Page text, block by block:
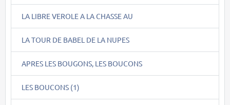
LA LIBRE VEROLE A LA CHASSE AU
LA TOUR DE BABEL DE LA NUPES
APRES LES BOUGONS, LES BOUCONS
LES BOUCONS (1)